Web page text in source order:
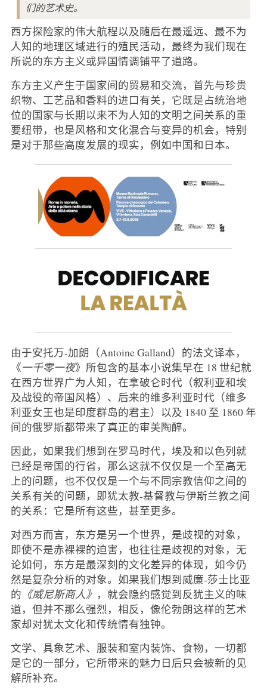
们的艺术史。
西方探险家的伟大航程以及随后在最遥远、最不为
人知的地理区域进行的殖民活动，最终为我们现在
所说的东方主义或异国情调铺平了道路。
东方主义产生于国家间的贸易和交流，首先与珍贵
织物、工艺品和香料的进口有关，它既是占统治地
位的国家与长期以来不为人知的文明之间关系的重
要纽带，也是风格和文化混合与变异的机会，特别
是对于那些高度发展的现实，例如中国和日本。
由于安托万-加朗（Antoine Galland）的法文译本，
《一千零一夜》所包含的基本小说集早在 18 世纪就
在西方世界广为人知，在拿破仑时代（叙利亚和埃
及战役的帝国风格）、后来的维多利亚时代（维多
利亚女王也是印度群岛的君主）以及 1840 至 1860 年
间的俄罗斯都带来了真正的审美陶醉。
因此，如果我们想到在罗马时代，埃及和以色列就
已经是帝国的行省，那么这就不仅仅是一个至高无
上的问题，也不仅仅是一个与不同宗教信仰之间的
关系有关的问题，即犹太教-基督教与伊斯兰教之间
的关系：它是所有这些，甚至更多。
对西方而言，东方是另一个世界，是歧视的对象，
即使不是赤裸裸的迫害，也往往是歧视的对象，无
论如何，东方是最深刻的文化差异的体现，如今仍
然是复杂分析的对象。如果我们想到威廉-莎士比亚
的 《威尼斯商人》 ，就会隐约感觉到反犹主义的味
道，但并不那么强烈，相反，像伦勃朗这样的艺术
家却对犹太文化和传统情有独钟。
文学、具象艺术、服装和室内装饰、食物，一切都
是它的一部分，它所带来的魅力日后只会被新的见
解所补充。